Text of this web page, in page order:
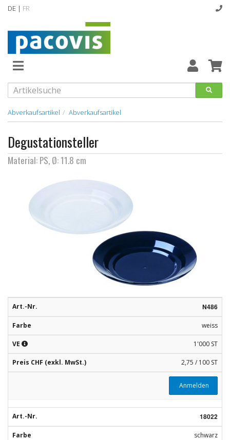
DE | FR
Abverkaufsartikel
Neuheiten
Vollsortiment
Hygiene
Anwendungsrezepturen
Kataloge
Abverkaufsartikel Abverkaufsartikel
Degustationsteller
Material: PS, Ø: 11.8 cm
Art.-Nr. N486
Farbe weiss
VE 1'000 ST
Preis CHF (exkl. MwSt.) 2,75 / 100 ST
Anmelden
Art.-Nr. 18022
Farbe schwarz